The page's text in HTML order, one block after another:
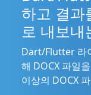
하고 결과
로 내보
Dart/Flutter 라
해 DOCX 파일
이상의 DOCX